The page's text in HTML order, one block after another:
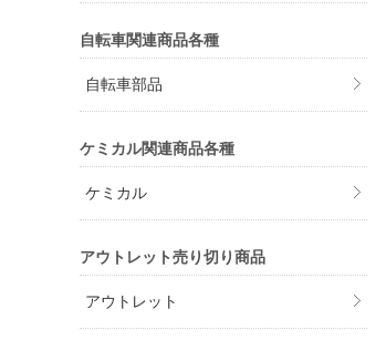
自転車関連商品各種
自転車部品
ケミカル関連商品各種
ケミカル
アウトレット売り切り商品
アウトレット